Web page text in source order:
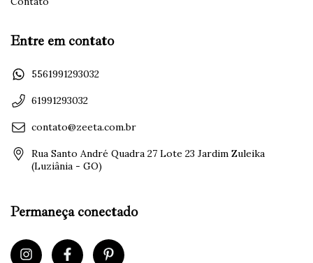
Entre em contato
5561991293032
61991293032
contato@zeeta.com.br
Rua Santo André Quadra 27 Lote 23 Jardim Zuleika
(Luziânia - GO)
Permaneça conectado